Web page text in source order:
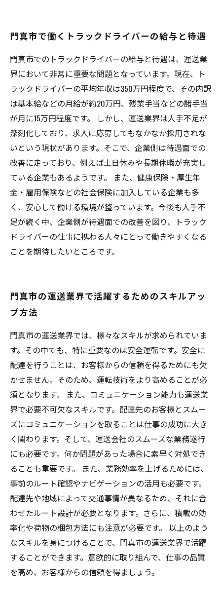
門真市で働くトラックドライバーの給与と待遇
門真市でのトラックドライバーの給与と待遇は、運送業
界において非常に重要な問題となっています。現在、ト
ラックドライバーの平均年収は350万円程度で、その内訳
は基本給などの月給が約20万円、残業手当などの諸手当
が月に15万円程度です。 しかし、運送業界は人手不足が
深刻化しており、求人に応募してもなかなか採用されな
いという現状があります。そこで、企業側は待遇面での
改善に走っており、例えば土日休みや長期休暇が充実し
ている企業もあるようです。 また、健康保険・厚生年
金・雇用保険などの社会保険に加入している企業も多
く、安心して働ける環境が整っています。今後も人手不
足が続く中、企業側が待遇面での改善を図り、トラック
ドライバーの仕事に携わる人々にとって働きやすくなる
ことを期待したいところです。
門真市の運送業界で活躍するためのスキルアッ
プ方法
門真市の運送業界では、様々なスキルが求められていま
す。その中でも、特に重要なのは安全運転です。安全に
配達を行うことは、お客様からの信頼を得るためにも欠
かせません。そのため、運転技術をより高めることが必
須となります。 また、コミュニケーション能力も運送業
界で必要不可欠なスキルです。配達先のお客様とスムー
ズにコミュニケーションを取ることは仕事の成功に大き
く関わります。そして、運送会社のスムーズな業務遂行
にも必要です。何か問題があった場合に素早く対処でき
ることも重要です。 また、業務効率を上げるためには、
事前のルート確認やナビゲーションの活用も必要です。
配達先や地域によって交通事情が異なるため、それに合
わせたルート設計が必要となります。さらに、積載の効
率化や荷物の梱包方法にも注意が必要です。 以上のよう
なスキルを身につけることで、門真市の運送業界で活躍
することができます。意欲的に取り組んで、仕事の品質
を高め、お客様からの信頼を得ましょう。